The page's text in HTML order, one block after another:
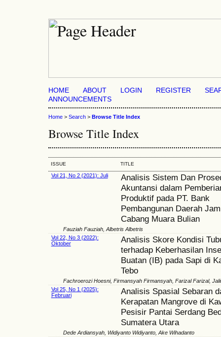
HOME ABOUT LOGIN REGISTER
ANNOUNCEMENTS
Home > Search > Browse Title Index
Browse Title Index
ISSUE TITLE
Vol 21, No 2 (2021): Juli
Analisis Sistem Dan
Akuntansi dalam
Produktif pada PT. Bank
Pembangunan Daerah
Cabang Muara Bulian
Fauziah Fauziah, Albetris Albetris
Vol 22, No 3 (2022):
Oktober
Analisis Skore Kondisi
terhadap Keberhasilan
Buatan (IB) pada Sapi di
Tebo
Fachroerozi Hoesni, Firmansyah Firmansyah, Farizal Farizal,
Vol 25, No 1 (2025):
Februari
Analisis Spasial Sebaran
Kerapatan Mangrove di
Pesisir Pantai Serdang
Sumatera Utara
Dede Ardiansyah, Widiyanto Widiyanto, Ake Wihadanto